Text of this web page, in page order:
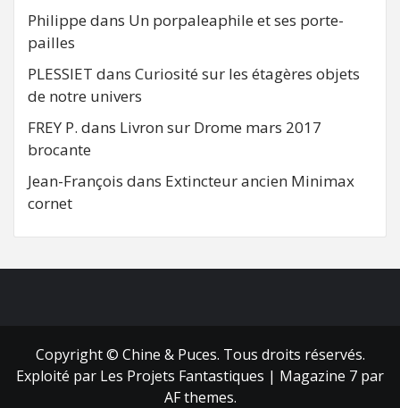
Philippe dans Un porpaleaphile et ses porte-
pailles
PLESSIET dans Curiosité sur les étagères objets
de notre univers
FREY P. dans Livron sur Drome mars 2017
brocante
Jean-François dans Extincteur ancien Minimax
cornet
Copyright © Chine & Puces. Tous droits réservés.
Exploité par Les Projets Fantastiques | Magazine 7 par
AF themes.